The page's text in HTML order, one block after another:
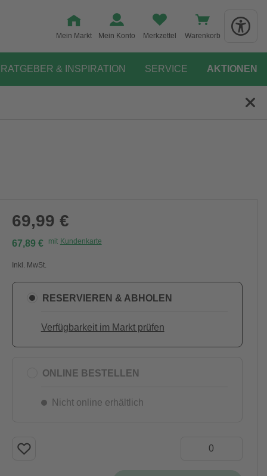
Mein Markt Mein Konto Merkzettel Warenkorb
RATGEBER & INSPIRATION SERVICE AKTIONEN
69,99 €
67,89 € mit Kundenkarte
Inkl. MwSt.
RESERVIEREN & ABHOLEN
Verfügbarkeit im Markt prüfen
ONLINE BESTELLEN
Nicht online erhältlich